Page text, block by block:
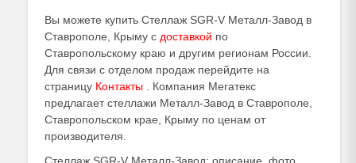
Вы можете купить Стеллаж SGR-V Металл-Завод в
Ставрополе, Крыму с доставкой по
Ставропольскому краю и другим регионам России.
Для связи с отделом продаж перейдите на
страницу Контакты . Компания Мегатекс
предлагает стеллажи Металл-Завод в Ставрополе,
Ставропольском крае, Крыму по ценам от
производителя.